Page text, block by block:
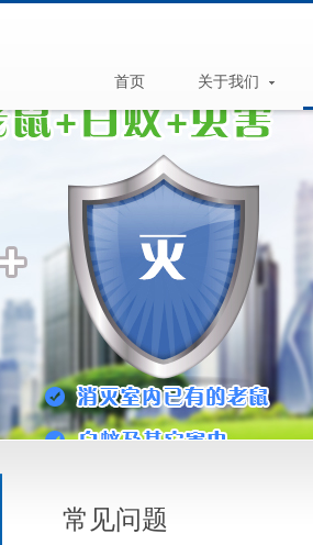
首页 关于我们
常见问题